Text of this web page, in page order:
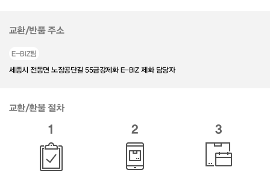
교환/반품 주소
E-BIZ팀
세종시 전동면 노장공단길 55금강제화 E-BIZ 제화 담당자
교환/환불 절차
1 2 3